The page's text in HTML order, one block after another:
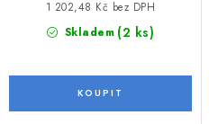
KATAMARÁNY - PONTON BOAT
Skladem (2 ks)
1 202,48 Kč bez DPH